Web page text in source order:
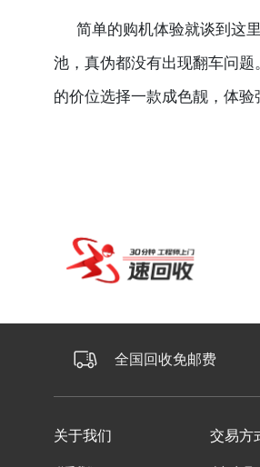
简单的购机体验就谈到这里
池，真伪都没有出现翻车问
的价位选择一款成色靓，体验
全国回收免邮费
关于我们 交易方